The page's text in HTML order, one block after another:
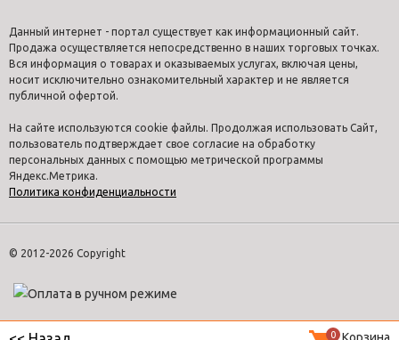
Данный интернет - портал существует как информационный сайт.
Продажа осуществляется непосредственно в наших торговых точках.
Вся информация о товарах и оказываемых услугах, включая цены,
носит исключительно ознакомительный характер и не является
публичной офертой.
На сайте используются cookie файлы. Продолжая использовать Сайт,
пользователь подтверждает свое согласие на обработку
персональных данных с помощью метрической программы
Яндекс.Метрика.
Политика конфиденциальности
© 2012-2026 Copyright
0 Корзина